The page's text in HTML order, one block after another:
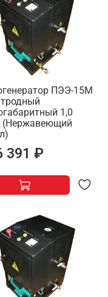
ПЭЭ-15М
1,0
391 ₽